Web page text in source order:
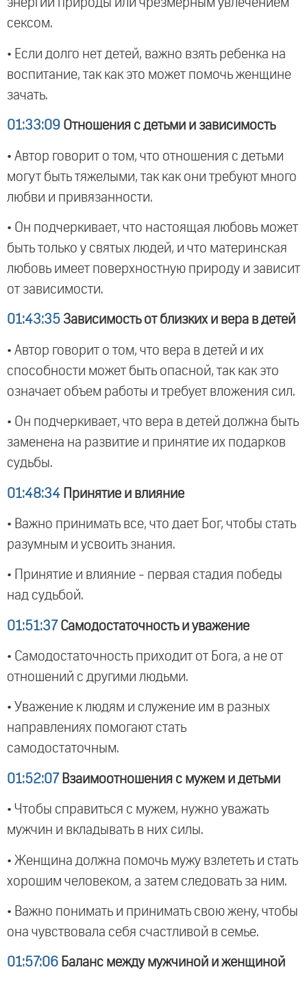
энергии природы или чрезмерным увлечением
сексом.
• Если долго нет детей, важно взять ребенка на
воспитание, так как это может помочь женщине
зачать.
01:33:09 Отношения с детьми и зависимость
• Автор говорит о том, что отношения с детьми
могут быть тяжелыми, так как они требуют много
любви и привязанности.
• Он подчеркивает, что настоящая любовь может
быть только у святых людей, и что материнская
любовь имеет поверхностную природу и зависит
от зависимости.
01:43:35 Зависимость от близких и вера в детей
• Автор говорит о том, что вера в детей и их
способности может быть опасной, так как это
означает объем работы и требует вложения сил.
• Он подчеркивает, что вера в детей должна быть
заменена на развитие и принятие их подарков
судьбы.
01:48:34 Принятие и влияние
• Важно принимать все, что дает Бог, чтобы стать
разумным и усвоить знания.
• Принятие и влияние - первая стадия победы
над судьбой.
01:51:37 Самодостаточность и уважение
• Самодостаточность приходит от Бога, а не от
отношений с другими людьми.
• Уважение к людям и служение им в разных
направлениях помогают стать
самодостаточным.
01:52:07 Взаимоотношения с мужем и детьми
• Чтобы справиться с мужем, нужно уважать
мужчин и вкладывать в них силы.
• Женщина должна помочь мужу взлететь и стать
хорошим человеком, а затем следовать за ним.
• Важно понимать и принимать свою жену, чтобы
она чувствовала себя счастливой в семье.
01:57:06 Баланс между мужчиной и женщиной